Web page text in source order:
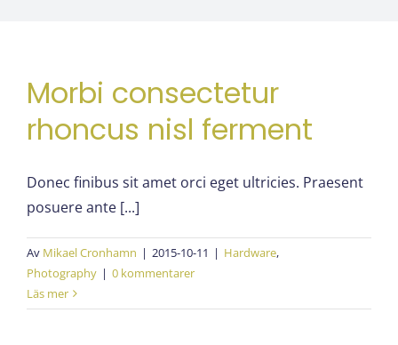
Morbi consectetur
rhoncus nisl ferment
Donec finibus sit amet orci eget ultricies. Praesent
posuere ante [...]
Av Mikael Cronhamn | 2015-10-11 | Hardware,
Photography | 0 kommentarer
Läs mer